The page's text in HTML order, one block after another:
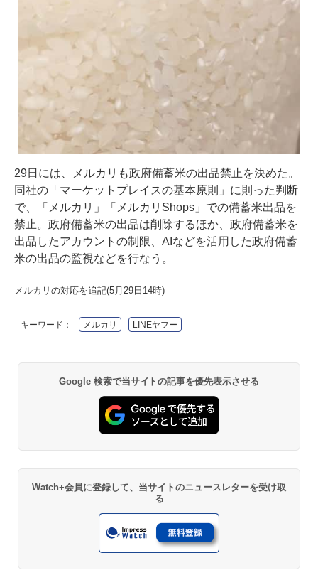
29日には、メルカリも政府備蓄米の出品禁止を決めた。
同社の「マーケットプレイスの基本原則」に則った判断
で、「メルカリ」「メルカリShops」での備蓄米出品を
禁止。政府備蓄米の出品は削除するほか、政府備蓄米を
出品したアカウントの制限、AIなどを活用した政府備蓄
米の出品の監視などを行なう。
メルカリの対応を追記(5月29日14時)
キーワード： メルカリ LINEヤフー
Google 検索で当サイトの記事を優先表示させる
Watch+会員に登録して、当サイトのニュースレターを受け取
る